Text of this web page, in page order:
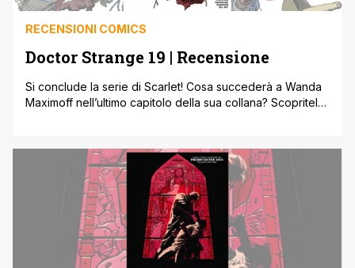
RECENSIONI COMICS
Doctor Strange 19 | Recensione
Si conclude la serie di Scarlet! Cosa succederà a Wanda
Maximoff nell’ultimo capitolo della sua collana? Scopritelo
Come ho avuto modo di scrivere in numerose occasioni,
la testata di Stephen Strange, il Mago Supremo della
Marvel creato dai leggendari [']